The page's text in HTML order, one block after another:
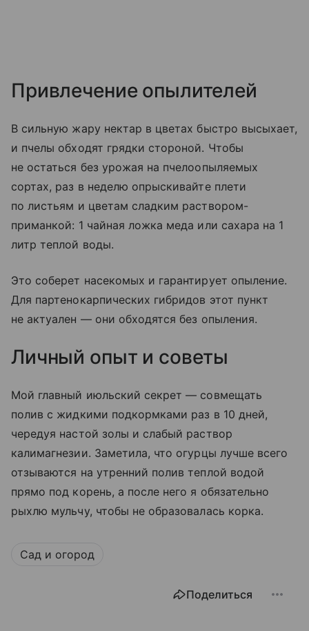
Привлечение опылителей
В сильную жару нектар в цветах быстро высыхает,
и пчелы обходят грядки стороной. Чтобы
не остаться без урожая на пчелоопыляемых
сортах, раз в неделю опрыскивайте плети
по листьям и цветам сладким раствором-
приманкой: 1 чайная ложка меда или сахара на 1
литр теплой воды.
Это соберет насекомых и гарантирует опыление.
Для партенокарпических гибридов этот пункт
не актуален — они обходятся без опыления.
Личный опыт и советы
Мой главный июльский секрет — совмещать
полив с жидкими подкормками раз в 10 дней,
чередуя настой золы и слабый раствор
калимагнезии. Заметила, что огурцы лучше всего
отзываются на утренний полив теплой водой
прямо под корень, а после него я обязательно
рыхлю мульчу, чтобы не образовалась корка.
Сад и огород
Поделиться